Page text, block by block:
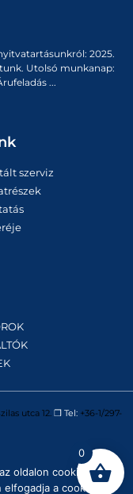
2025.
Utolsó munkanap:
...
szerviz
utca 12. ❒ Tel: +36-1/297-
0
oldalon cookie-kat
a cookie-k